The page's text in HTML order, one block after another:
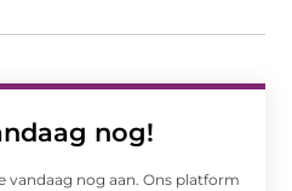
nog!
vandaag nog aan. Ons platform